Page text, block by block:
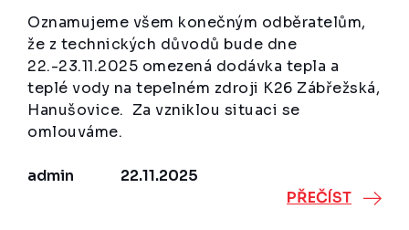
Oznamujeme všem konečným odběratelům,
že z technických důvodů bude dne
22.-23.11.2025 omezená dodávka tepla a
teplé vody na tepelném zdroji K26 Zábřežská,
Hanušovice. Za vzniklou situaci se
omlouváme.
admin
22.11.2025
PŘEČÍST